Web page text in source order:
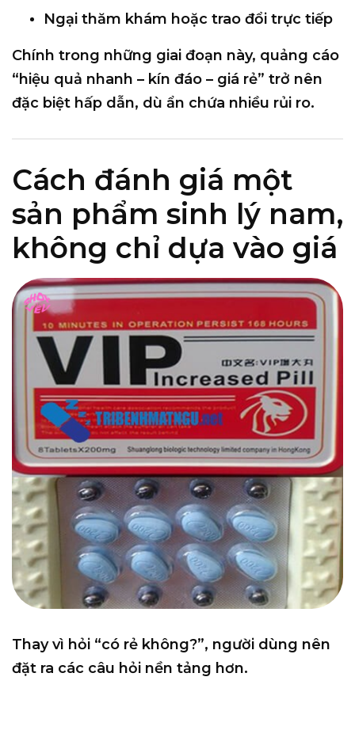
Ngại thăm khám hoặc trao đổi trực tiếp
Chính trong những giai đoạn này, quảng cáo
“hiệu quả nhanh – kín đáo – giá rẻ” trở nên
đặc biệt hấp dẫn, dù ẩn chứa nhiều rủi ro.
Cách đánh giá một
sản phẩm sinh lý nam,
không chỉ dựa vào giá
Thay vì hỏi “có rẻ không?”, người dùng nên
đặt ra các câu hỏi nền tảng hơn.